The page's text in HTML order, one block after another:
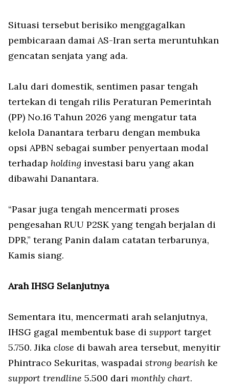
Situasi tersebut berisiko menggagalkan
pembicaraan damai AS-Iran serta meruntuhkan
gencatan senjata yang ada.
Lalu dari domestik, sentimen pasar tengah
tertekan di tengah rilis Peraturan Pemerintah
(PP) No.16 Tahun 2026 yang mengatur tata
kelola Danantara terbaru dengan membuka
opsi APBN sebagai sumber penyertaan modal
terhadap holding investasi baru yang akan
dibawahi Danantara.
“Pasar juga tengah mencermati proses
pengesahan RUU P2SK yang tengah berjalan di
DPR,” terang Panin dalam catatan terbarunya,
Kamis siang.
Arah IHSG Selanjutnya
Sementara itu, mencermati arah selanjutnya,
IHSG gagal membentuk base di support target
5.750. Jika close di bawah area tersebut, menyitir
Phintraco Sekuritas, waspadai strong bearish ke
support trendline 5.500 dari monthly chart.